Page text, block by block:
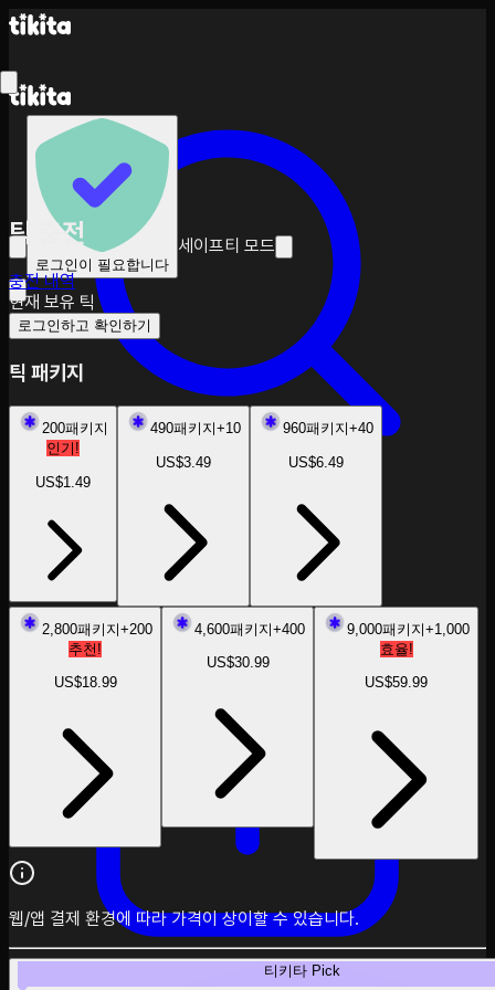
로그인이 필요합니다
세이프티 모드
틱 충전
충전 내역
현재 보유 틱
로그인하고 확인하기
틱 패키지
200패키지
인기!
US$1.49
490패키지+10
US$3.49
960패키지+40
US$6.49
2,800패키지+200
추천!
US$18.99
4,600패키지+400
US$30.99
9,000패키지+1,000
효율!
US$59.99
웹/앱 결제 환경에 따라 가격이 상이할 수 있습니다.
티키타 Pick